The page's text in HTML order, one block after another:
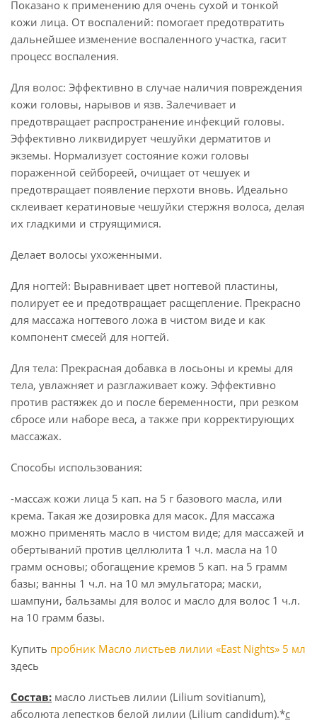
Показано к применению для очень сухой и тонкой
кожи лица. От воспалений: помогает предотвратить
дальнейшее изменение воспаленного участка, гасит
процесс воспаления.
Для волос: Эффективно в случае наличия повреждения
кожи головы, нарывов и язв. Залечивает и
предотвращает распространение инфекций головы.
Эффективно ликвидирует чешуйки дерматитов и
экземы. Нормализует состояние кожи головы
пораженной сейбореей, очищает от чешуек и
предотвращает появление перхоти вновь. Идеально
склеивает кератиновые чешуйки стержня волоса, делая
их гладкими и струящимися.
Делает волосы ухоженными.
Для ногтей: Выравнивает цвет ногтевой пластины,
полирует ее и предотвращает расщепление. Прекрасно
для массажа ногтевого ложа в чистом виде и как
компонент смесей для ногтей.
Для тела: Прекрасная добавка в лосьоны и кремы для
тела, увлажняет и разглаживает кожу. Эффективно
против растяжек до и после беременности, при резком
сбросе или наборе веса, а также при корректирующих
массажах.
Способы использования:
-массаж кожи лица 5 кап. на 5 г базового масла, или
крема. Такая же дозировка для масок. Для массажа
можно применять масло в чистом виде; для массажей и
обертываний против целлюлита 1 ч.л. масла на 10
грамм основы; обогащение кремов 5 кап. на 5 грамм
базы; ванны 1 ч.л. на 10 мл эмульгатора; маски,
шампуни, бальзамы для волос и масло для волос 1 ч.л.
на 10 грамм базы.
Купить пробник Масло листьев лилии «East Nights» 5 мл
здесь
Состав: масло листьев лилии (Lilium sovitianum),
абсолюта лепестков белой лилии (Lilium candidum).*с